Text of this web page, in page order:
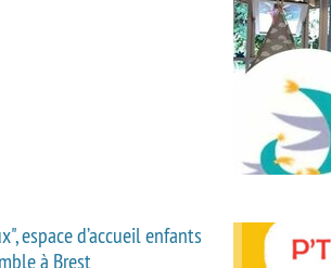
espace d’accueil enfants
à Brest